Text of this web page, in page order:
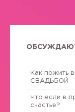
Как пожить
СВАДЬБОЙ
Что если в
счастье?